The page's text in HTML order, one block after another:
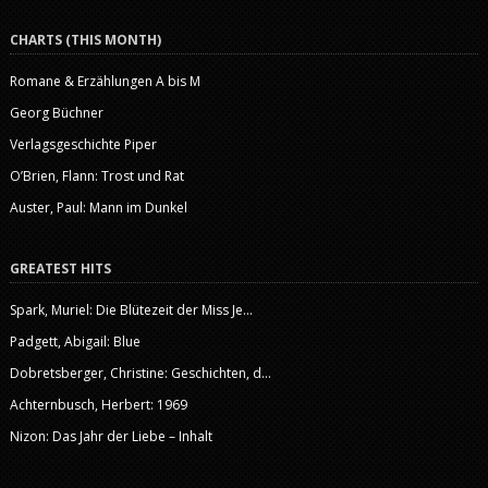
CHARTS (THIS MONTH)
Romane & Erzählungen A bis M
Georg Büchner
Verlagsgeschichte Piper
O’Brien, Flann: Trost und Rat
Auster, Paul: Mann im Dunkel
GREATEST HITS
Spark, Muriel: Die Blütezeit der Miss Je...
Padgett, Abigail: Blue
Dobretsberger, Christine: Geschichten, d...
Achternbusch, Herbert: 1969
Nizon: Das Jahr der Liebe – Inhalt